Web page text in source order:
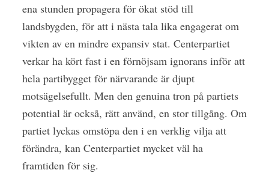
ena stunden propagera för ökat stöd till
landsbygden, för att i nästa tala lika engagerat om
vikten av en mindre expansiv stat. Centerpartiet
verkar ha kört fast i en förnöjsam ignorans inför att
hela partibygget för närvarande är djupt
motsägelsefullt. Men den genuina tron på partiets
potential är också, rätt använd, en stor tillgång. Om
partiet lyckas omstöpa den i en verklig vilja att
förändra, kan Centerpartiet mycket väl ha
framtiden för sig.